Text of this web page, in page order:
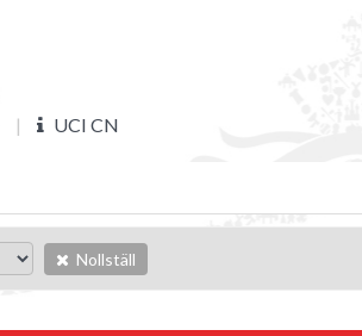
UCI CN
Nollställ